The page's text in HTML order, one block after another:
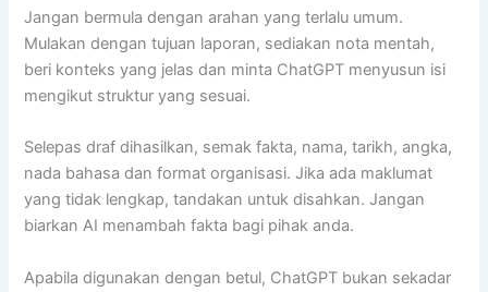
Jangan bermula dengan arahan yang terlalu umum.
Mulakan dengan tujuan laporan, sediakan nota mentah,
beri konteks yang jelas dan minta ChatGPT menyusun isi
mengikut struktur yang sesuai.
Selepas draf dihasilkan, semak fakta, nama, tarikh, angka,
nada bahasa dan format organisasi. Jika ada maklumat
yang tidak lengkap, tandakan untuk disahkan. Jangan
biarkan AI menambah fakta bagi pihak anda.
Apabila digunakan dengan betul, ChatGPT bukan sekadar